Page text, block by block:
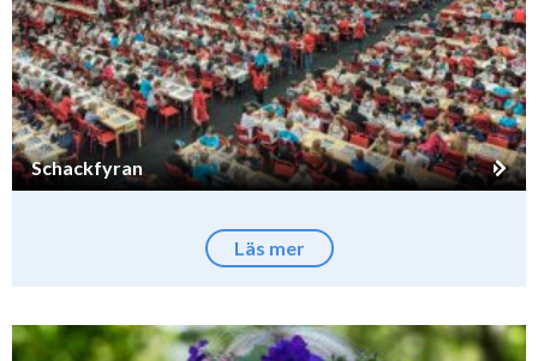
Schackfyran
Läs mer